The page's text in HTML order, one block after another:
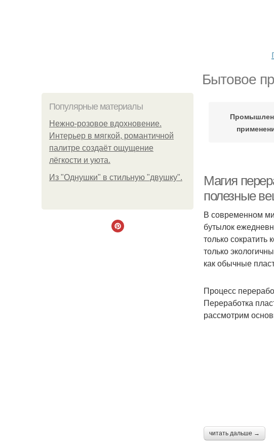
Бытовое
Популярные материалы
Нежно-розовое вдохновение.
Интерьер в мягкой, романтичной
палитре создаёт ощущение
лёгкости и уюта.
Из "Однушки" в стильную "двушку".
Магия
полезные
В современном
бутылок
только
только
как обычные
Процесс
Переработка
рассмотрим
читать дальше →